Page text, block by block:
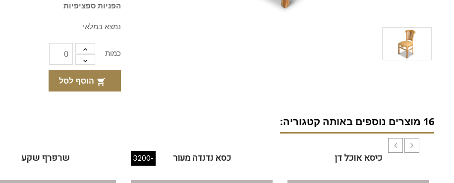
הפניות ספציפיות
נמצא במלאי
כמות

16 מוצרים נוספים באותה קטגוריה:
שרפרף שקע כסא נדנדה מעור -3200 כיסא אוכל דן